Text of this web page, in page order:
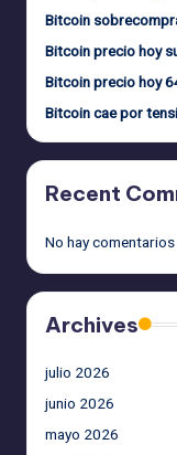
Bitcoin
Bitcoin precio hoy
Bitcoin precio hoy
Bitcoin cae por
Recent
No hay
Archives
julio 2026
junio 2026
mayo 2026